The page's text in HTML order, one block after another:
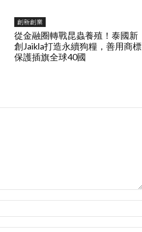
創新創業
從金融圈轉戰昆蟲養殖！泰國新
創Jaikla打造永續狗糧，善用商標
保護插旗全球40國